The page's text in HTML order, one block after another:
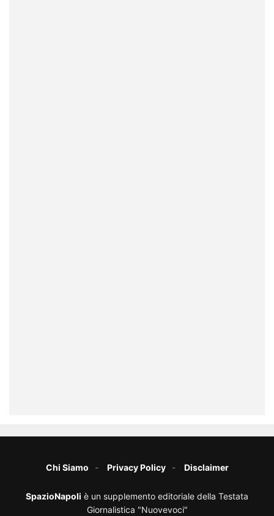
Chi Siamo Privacy Policy Disclaimer
SpazioNapoli è un supplemento editoriale della Testata
Giornalistica "Nuovevoci"